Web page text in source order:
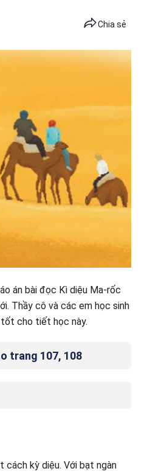
Chia sẻ
án bài đọc Kì diệu Ma-rốc
Thầy cô và các em học sinh
cho tiết học này.
trang 107, 108
kỳ diệu. Với bạt ngàn